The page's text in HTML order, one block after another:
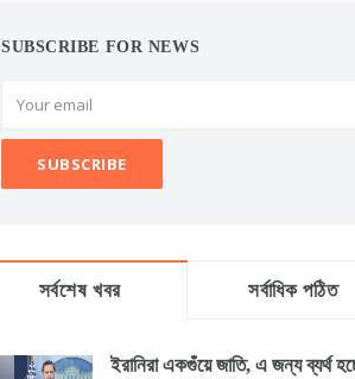
SUBSCRIBE FOR NEWS
সর্বশেষ খবর সর্বাধিক পঠিত
ইরানিরা একগুঁয়ে জাতি, এ জন্য ব্যর্থ